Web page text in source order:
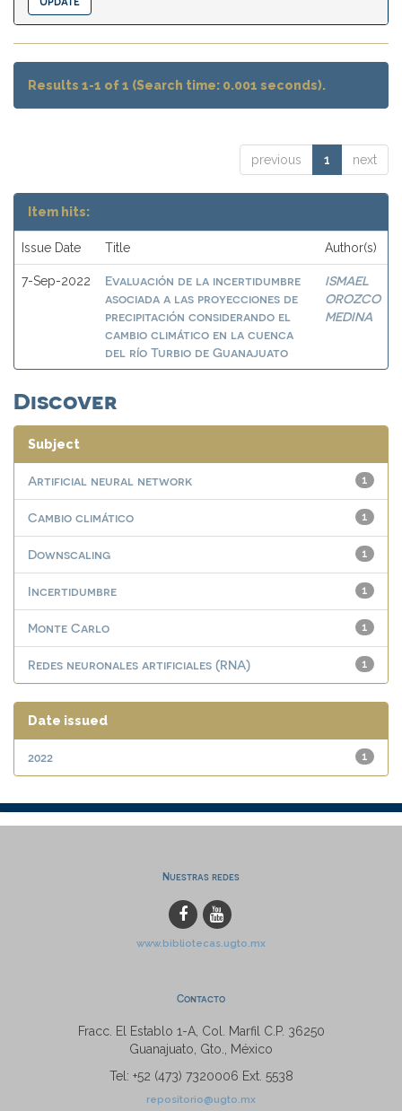
Results 1-1 of 1 (Search time: 0.001 seconds).
previous 1 next
Item hits:
Issue Date Title Author(s)
7-Sep-2022
Evaluación de la incertidumbre
asociada a las proyecciones de
precipitación considerando el
cambio climático en la cuenca
del río Turbio de Guanajuato
ISMAEL
OROZCO
MEDINA
Discover
Subject
1
Artificial neural network
1
Cambio climático
1
Downscaling
1
Incertidumbre
1
Monte Carlo
1
Redes neuronales artificiales (RNA)
Date issued
1
2022
Nuestras redes
www.bibliotecas.ugto.mx
Contacto
Fracc. El Establo 1-A, Col. Marfil C.P. 36250
Guanajuato, Gto., México
Tel: +52 (473) 7320006 Ext. 5538
repositorio@ugto.mx